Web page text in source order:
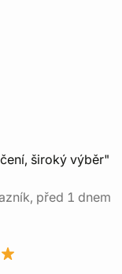
široký výběr"
před 1 dnem